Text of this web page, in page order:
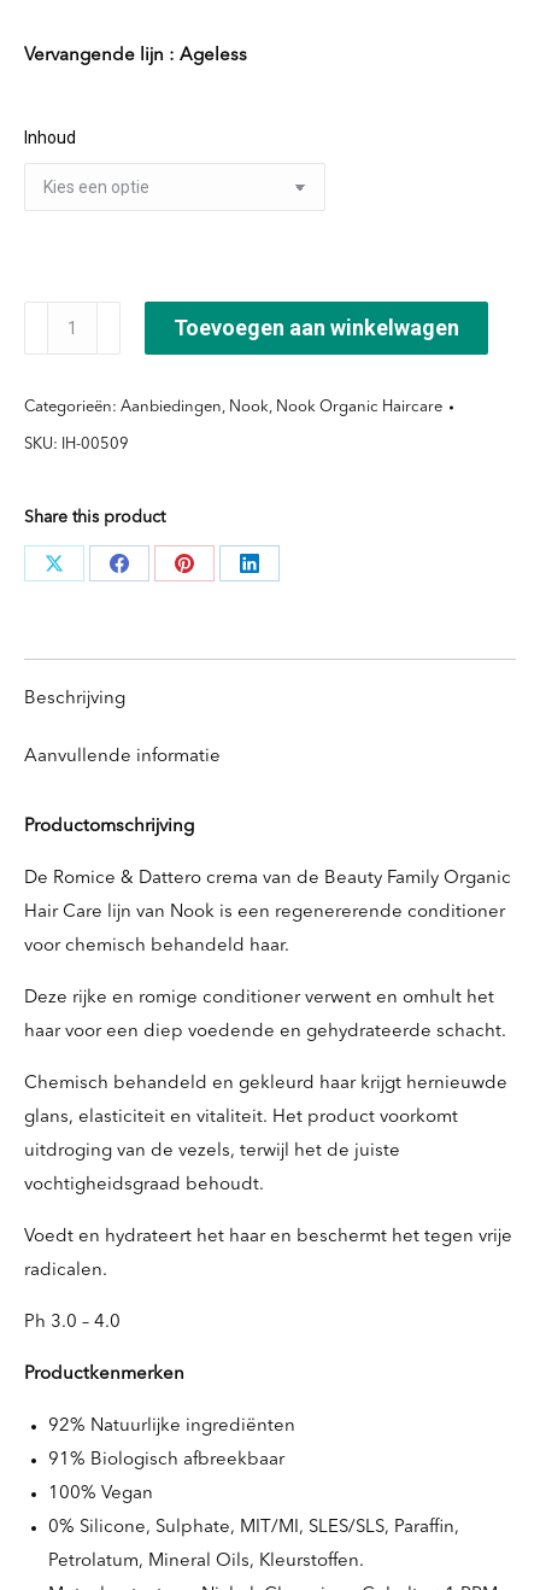
€54,20. €47,95.
Vervangende lijn : Ageless
Inhoud
Romice
Crema
aantal
Toevoegen aan winkelwagen
Categorieën: Aanbiedingen, Nook, Nook Organic Haircare
SKU: IH-00509
Share this product
Deel
Deel
Deel
Deel
Beschrijving
Aanvullende informatie
Productomschrijving
De Romice & Dattero crema van de Beauty Family Organic
Hair Care lijn van Nook is een regenererende conditioner
voor chemisch behandeld haar.
Deze rijke en romige conditioner verwent en omhult het
haar voor een diep voedende en gehydrateerde schacht.
Chemisch behandeld en gekleurd haar krijgt hernieuwde
glans, elasticiteit en vitaliteit. Het product voorkomt
uitdroging van de vezels, terwijl het de juiste
vochtigheidsgraad behoudt.
Voedt en hydrateert het haar en beschermt het tegen vrije
radicalen.
Ph 3.0 – 4.0
Productkenmerken
92% Natuurlijke ingrediënten
91% Biologisch afbreekbaar
100% Vegan
0% Silicone, Sulphate, MIT/MI, SLES/SLS, Paraffin,
Petrolatum, Mineral Oils, Kleurstoffen.